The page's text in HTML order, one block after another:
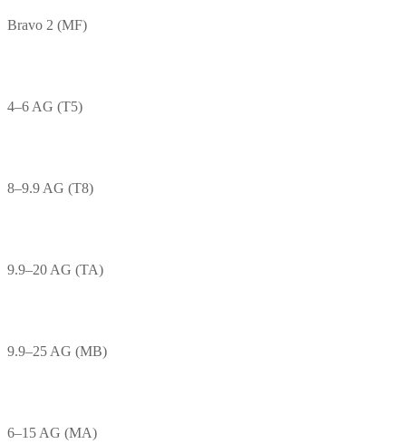
Bravo 2 (MF)
4–6 AG (T5)
8–9.9 AG (T8)
9.9–20 AG (TA)
9.9–25 AG (MB)
6–15 AG (MA)